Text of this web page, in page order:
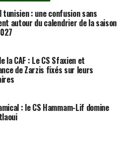
tunisien : une confusion sans
autour du calendrier de la saison
la CAF : Le CS Sfaxien et
de Zarzis fixés sur leurs
: le CS Hammam-Lif domine